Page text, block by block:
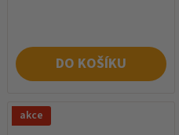
DO KOŠÍKU
akce